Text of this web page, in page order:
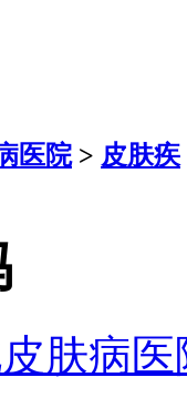
医院> 皮肤疾
肤病医